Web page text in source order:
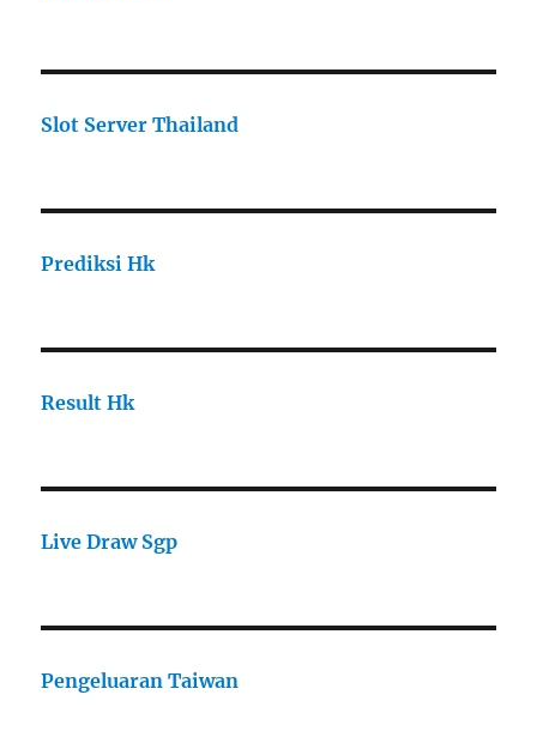
Slot Server Thailand
Prediksi Hk
Result Hk
Live Draw Sgp
Pengeluaran Taiwan